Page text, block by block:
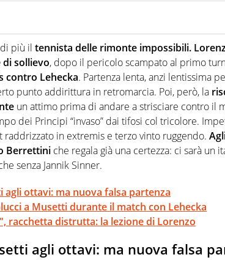
di traslare il glossario del calcio in una nicchia di
si perde una svista arbitrale né gli umori social del
più il tennista delle rimonte impossibili.
sollievo, dopo il pericolo scampato al primo
contro Lehecka. Partenza lenta, anzi lentissima
punto addirittura in retromarcia. Poi, però, la
un attimo prima di andare a strisciare contro il
dei Principi “invaso” dai tifosi col tricolore.
raddrizzato in extremis e terzo vinto ruggendo.
Berrettini che regala già una certezza: ci sarà un
senza Jannik Sinner.
ottavi: ma nuova falsa partenza
a Musetti durante il match con Lehecka
racchetta distrutta: la lezione di Lorenzo
agli ottavi: ma nuova falsa